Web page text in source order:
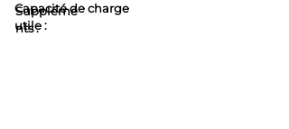
Capacité de charge
utile :
Suppléme
nts :